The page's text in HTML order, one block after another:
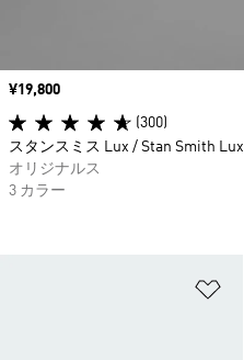
価格
¥19,800
(300)
スタンスミス Lux / Stan Smith Lux
オリジナルス
3 カラー